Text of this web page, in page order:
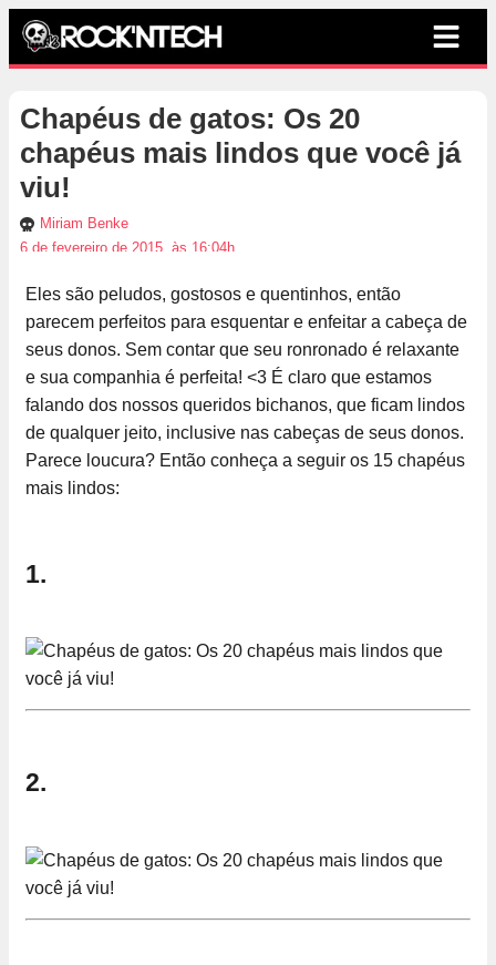
Chapéus de gatos: Os 20
chapéus mais lindos que você já
viu!
Miriam Benke
6 de fevereiro de 2015, às 16:04h
Eles são peludos, gostosos e quentinhos, então
parecem perfeitos para esquentar e enfeitar a cabeça de
seus donos. Sem contar que seu ronronado é relaxante
e sua companhia é perfeita! <3 É claro que estamos
falando dos nossos queridos bichanos, que ficam lindos
de qualquer jeito, inclusive nas cabeças de seus donos.
Parece loucura? Então conheça a seguir os 15 chapéus
mais lindos:
1.
2.